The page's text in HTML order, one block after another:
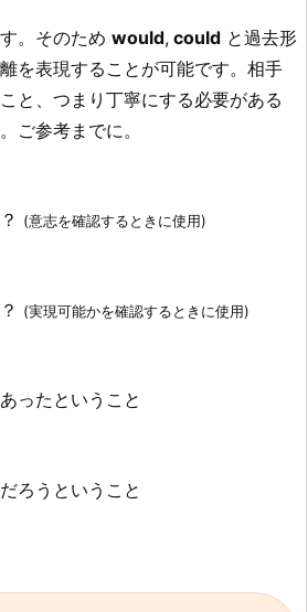
。そのため would, could と過去形
を表現することが可能です。相手
と、つまり丁寧にする必要がある
ご参考までに。
(意志を確認するときに使用)
(実現可能かを確認するときに使用)
ったということ
ろうということ